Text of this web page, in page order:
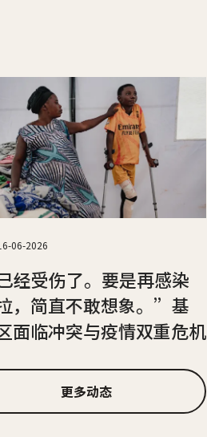
06-2026
经受伤了。要是再感染
，简直不敢想象。”基
面临冲突与疫情双重危机
更多动态